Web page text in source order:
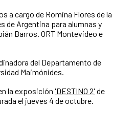
a cargo de Romina Flores de la
de Argentina para alumnas y
Barros. ORT Montevideo e
del Departamento de
Maimónides.
la exposición 'DESTINO 2' de
el jueves 4 de octubre.